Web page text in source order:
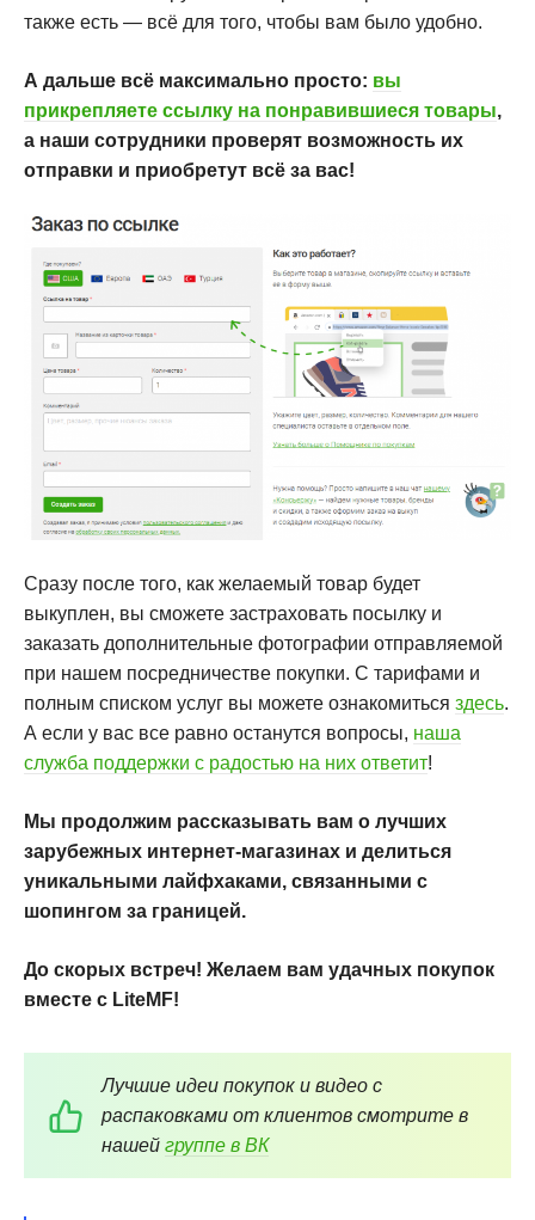
также есть — всё для того, чтобы вам было удобно.
А дальше всё максимально просто: вы
прикрепляете ссылку на понравившиеся товары,
а наши сотрудники проверят возможность их
отправки и приобретут всё за вас!
Сразу после того, как желаемый товар будет
выкуплен, вы сможете застраховать посылку и
заказать дополнительные фотографии отправляемой
при нашем посредничестве покупки. С тарифами и
полным списком услуг вы можете ознакомиться здесь.
А если у вас все равно останутся вопросы, наша
служба поддержки с радостью на них ответит!
Мы продолжим рассказывать вам о лучших
зарубежных интернет-магазинах и делиться
уникальными лайфхаками, связанными с
шопингом за границей.
До скорых встреч! Желаем вам удачных покупок
вместе с LiteMF!
Лучшие идеи покупок и видео с
распаковками от клиентов смотрите в
нашей группе в ВК